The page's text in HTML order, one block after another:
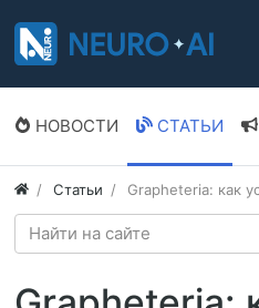
НОВОСТИ СТАТЬИ
Статьи Grapheteria: как